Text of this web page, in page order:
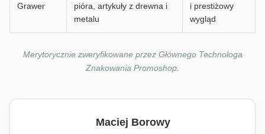
Grawer
pióra, artykuły z drewna i
metalu
i prestiżowy
wygląd
Merytorycznie zweryfikowane przez Głównego Technologa
Znakowania Promoshop.
Maciej Borowy